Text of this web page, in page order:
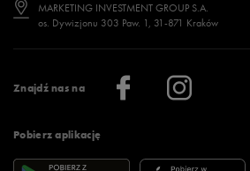
Znajdź nas na
Pobierz aplikację
Regulamin sklepu 50 style
Regulamin aplikacji 50 style
Więcej regulaminów >
Więcej >
Klub 50 style
Praca
Informacje o firmie
MARKETING INVESTMENT GROUP S.A.
os. Dywizjonu 303 Paw. 1, 31-871 Kraków